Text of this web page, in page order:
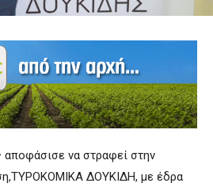
αποφάσισε να στραφεί στην
ΔΟΥΚΙΔΗ, με έδρα